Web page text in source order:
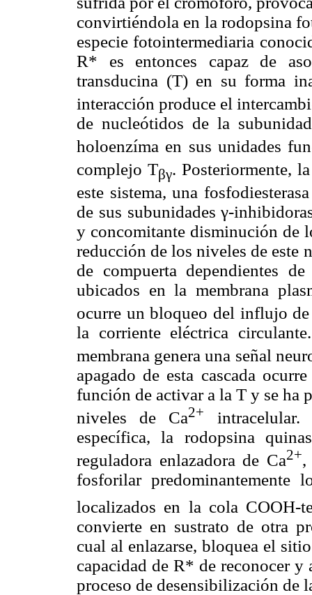
convirtiéndola en la rodopsina
especie fotointermediaria
R* es entonces capaz de
transducina (T) en su forma
interacción produce el
de nucleótidos de la
holoenzíma en sus unidades
complejo Tβγ. Posteriormente,
este sistema, una
de sus subunidades γ-
y concomitante disminución de
reducción de los niveles de este
de compuerta dependientes
ubicados en la membrana
ocurre un bloqueo del influjo
la corriente eléctrica
membrana genera una señal
apagado de esta cascada
función de activar a la T y se ha
niveles de Ca2+
específica, la rodopsina
reguladora enlazadora de Ca2+,
fosforilar predominantemente
localizados en la cola COOH-
convierte en sustrato de otra
cual al enlazarse, bloquea el
capacidad de R* de reconocer y
proceso de desensibilización de